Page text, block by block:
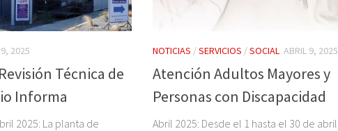
2025
Técnica de
Informa
2025: La planta de
NOTICIAS /SERVICIOS /SOCIAL ABRIL 9, 2025
Atención Adultos Mayores y
Personas con Discapacidad
Abril 2025: Desde el 1 hasta el 30 de abril